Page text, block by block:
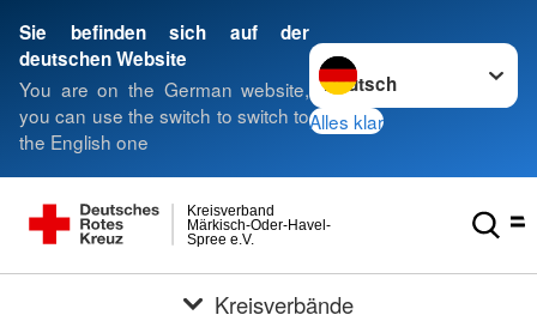
Sie befinden sich auf der
deutschen Website
You are on the German website,
you can use the switch to switch to
the English one
Sprache wechseln zu
Alles klar
Spree e.V.
Märkisch-Oder-Havel-
Kreisverband
Kreisverbände